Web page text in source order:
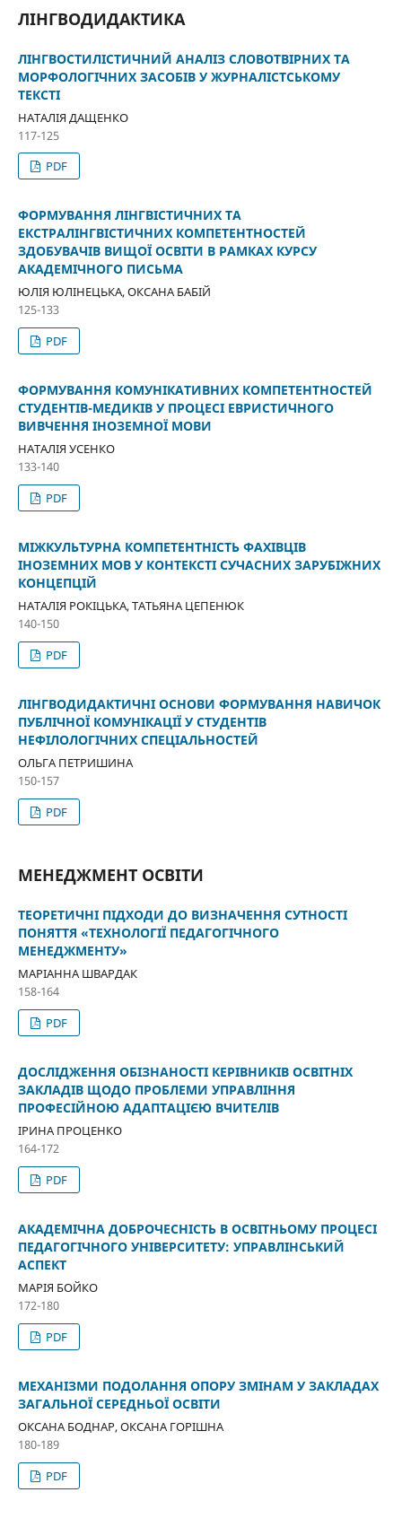
ЛІНГВОДИДАКТИКА
ЛІНГВОСТИЛІСТИЧНИЙ АНАЛІЗ СЛОВОТВІРНИХ ТА
МОРФОЛОГІЧНИХ ЗАСОБІВ У ЖУРНАЛІСТСЬКОМУ
ТЕКСТІ
НАТАЛІЯ ДАЩЕНКО
117-125
PDF
ФОРМУВАННЯ ЛІНГВІСТИЧНИХ ТА
ЕКСТРАЛІНГВІСТИЧНИХ КОМПЕТЕНТНОСТЕЙ
ЗДОБУВАЧІВ ВИЩОЇ ОСВІТИ В РАМКАХ КУРСУ
АКАДЕМІЧНОГО ПИСЬМА
ЮЛІЯ ЮЛІНЕЦЬКА, ОКСАНА БАБІЙ
125-133
PDF
ФОРМУВАННЯ КОМУНІКАТИВНИХ КОМПЕТЕНТНОСТЕЙ
СТУДЕНТІВ-МЕДИКІВ У ПРОЦЕСІ ЕВРИСТИЧНОГО
ВИВЧЕННЯ ІНОЗЕМНОЇ МОВИ
НАТАЛІЯ УСЕНКО
133-140
PDF
МІЖКУЛЬТУРНА КОМПЕТЕНТНІСТЬ ФАХІВЦІВ
ІНОЗЕМНИХ МОВ У КОНТЕКСТІ СУЧАСНИХ ЗАРУБІЖНИХ
КОНЦЕПЦІЙ
НАТАЛІЯ РОКІЦЬКА, ТАТЬЯНА ЦЕПЕНЮК
140-150
PDF
ЛІНГВОДИДАКТИЧНІ ОСНОВИ ФОРМУВАННЯ НАВИЧОК
ПУБЛІЧНОЇ КОМУНІКАЦІЇ У СТУДЕНТІВ
НЕФІЛОЛОГІЧНИХ СПЕЦІАЛЬНОСТЕЙ
ОЛЬГА ПЕТРИШИНА
150-157
PDF
МЕНЕДЖМЕНТ ОСВІТИ
ТЕОРЕТИЧНІ ПІДХОДИ ДО ВИЗНАЧЕННЯ СУТНОСТІ
ПОНЯТТЯ «ТЕХНОЛОГІЇ ПЕДАГОГІЧНОГО
МЕНЕДЖМЕНТУ»
МАРІАННА ШВАРДАК
158-164
PDF
ДОСЛІДЖЕННЯ ОБІЗНАНОСТІ КЕРІВНИКІВ ОСВІТНІХ
ЗАКЛАДІВ ЩОДО ПРОБЛЕМИ УПРАВЛІННЯ
ПРОФЕСІЙНОЮ АДАПТАЦІЄЮ ВЧИТЕЛІВ
ІРИНА ПРОЦЕНКО
164-172
PDF
АКАДЕМІЧНА ДОБРОЧЕСНІСТЬ В ОСВІТНЬОМУ ПРОЦЕСІ
ПЕДАГОГІЧНОГО УНІВЕРСИТЕТУ: УПРАВЛІНСЬКИЙ
АСПЕКТ
МАРІЯ БОЙКО
172-180
PDF
МЕХАНІЗМИ ПОДОЛАННЯ ОПОРУ ЗМІНАМ У ЗАКЛАДАХ
ЗАГАЛЬНОЇ СЕРЕДНЬОЇ ОСВІТИ
ОКСАНА БОДНАР, ОКСАНА ГОРІШНА
180-189
PDF